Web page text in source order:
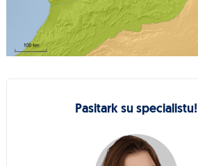
Pasitark su specialistu!